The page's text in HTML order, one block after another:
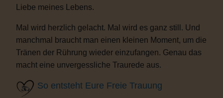
Liebe meines Lebens.
Mal wird herzlich gelacht. Mal wird es ganz still. Und
manchmal braucht man einen kleinen Moment, um die
Tränen der Rührung wieder einzufangen. Genau das
macht eine unvergessliche Traurede aus.
So entsteht Eure Freie Trauung